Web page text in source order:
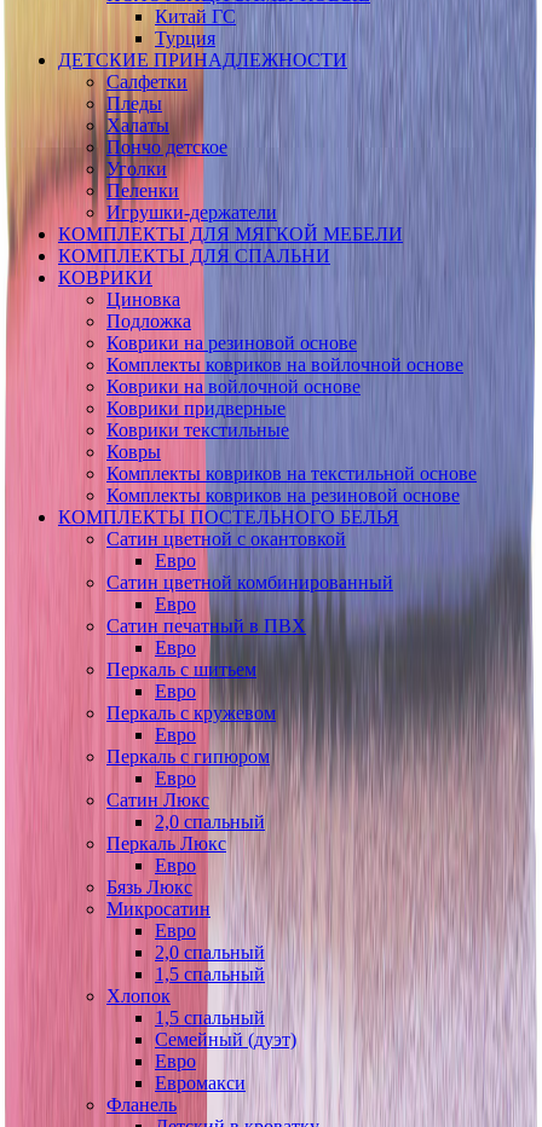
Китай ГС
Турция
ДЕТСКИЕ ПРИНАДЛЕЖНОСТИ
Салфетки
Пледы
Халаты
Пончо детское
Уголки
Пеленки
Игрушки-держатели
КОМПЛЕКТЫ ДЛЯ МЯГКОЙ МЕБЕЛИ
КОМПЛЕКТЫ ДЛЯ СПАЛЬНИ
КОВРИКИ
Циновка
Подложка
Коврики на резиновой основе
Комплекты ковриков на войлочной основе
Коврики на войлочной основе
Коврики придверные
Коврики текстильные
Ковры
Комплекты ковриков на текстильной основе
Комплекты ковриков на резиновой основе
КОМПЛЕКТЫ ПОСТЕЛЬНОГО БЕЛЬЯ
Сатин цветной с окантовкой
Евро
Сатин цветной комбинированный
Евро
Сатин печатный в ПВХ
Евро
Перкаль с шитьем
Евро
Перкаль с кружевом
Евро
Перкаль с гипюром
Евро
Сатин Люкс
2,0 спальный
Перкаль Люкс
Евро
Бязь Люкс
Микросатин
Евро
2,0 спальный
1,5 спальный
Хлопок
1,5 спальный
Семейный (дуэт)
Евро
Евромакси
Фланель